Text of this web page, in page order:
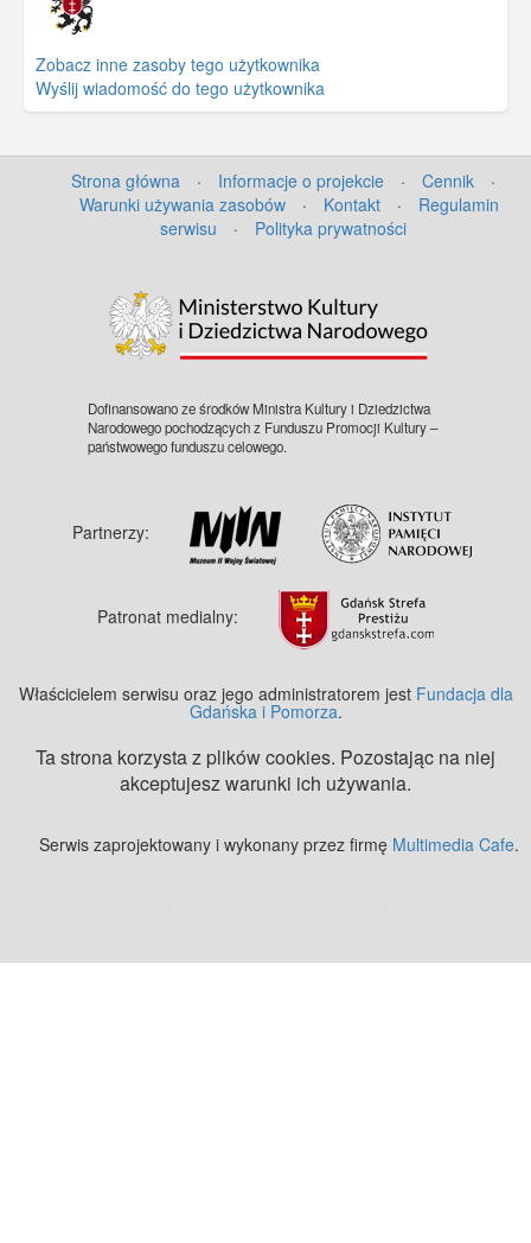
Zobacz inne zasoby tego użytkownika
Wyślij wiadomość do tego użytkownika
Strona główna · Informacje o projekcie · Cennik
·
Warunki używania zasobów
· Kontakt ·
Regulamin
serwisu
· Polityka prywatności
Dofinansowano ze środków Ministra Kultury i Dziedzictwa
Narodowego pochodzących z Funduszu Promocji Kultury –
państwowego funduszu celowego.
Partnerzy:
Patronat medialny:
Właścicielem serwisu oraz jego administratorem jest Fundacja dla
Gdańska i Pomorza.
Ta strona korzysta z plików cookies. Pozostając na niej
akceptujesz warunki ich używania.
Serwis zaprojektowany i wykonany przez firmę Multimedia Cafe.